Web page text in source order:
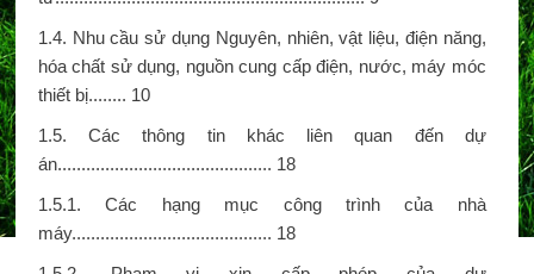
1.4. Nhu cầu sử dụng Nguyên, nhiên, vật liệu, điện năng,
hóa chất sử dụng, nguồn cung cấp điện, nước, máy móc
thiết bị........ 10
1.5. Các thông tin khác liên quan đến dự
án............................................. 18
1.5.1. Các hạng mục công trình của nhà
máy.......................................... 18